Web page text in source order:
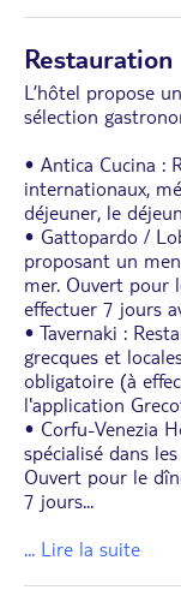
Restauration
L’hôtel propose
sélection
• Antica Cucina :
internationaux,
déjeuner, le
• Gattopardo /
proposant un
mer. Ouvert pour
effectuer 7 jours
• Tavernaki :
grecques et
obligatoire (à
l'application
• Corfu-Venezia
spécialisé dans
Ouvert pour le
7 jours...
... Lire la suite